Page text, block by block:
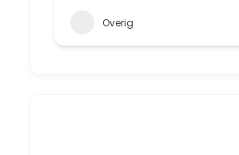
Overig